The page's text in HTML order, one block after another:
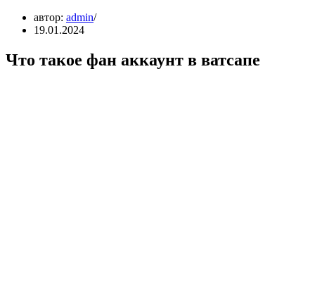
автор: admin
19.01.2024
Что такое фан аккаунт в ватсапе